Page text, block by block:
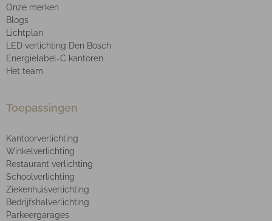
Onze merken
Blogs
Lichtplan
LED verlichting Den Bosch
Energielabel-C kantoren
Het team
Toepassingen
Kantoorverlichting
Winkelverlichting
Restaurant verlichting
Schoolverlichting
Ziekenhuisverlichting
Bedrijfshalverlichting
Parkeergarages